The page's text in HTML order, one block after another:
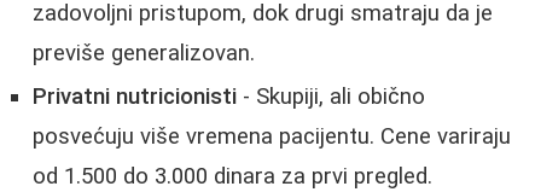
zadovoljni pristupom, dok drugi smatraju da je
previše generalizovan.
Privatni nutricionisti - Skupiji, ali obično
posvećuju više vremena pacijentu. Cene variraju
od 1.500 do 3.000 dinara za prvi pregled.